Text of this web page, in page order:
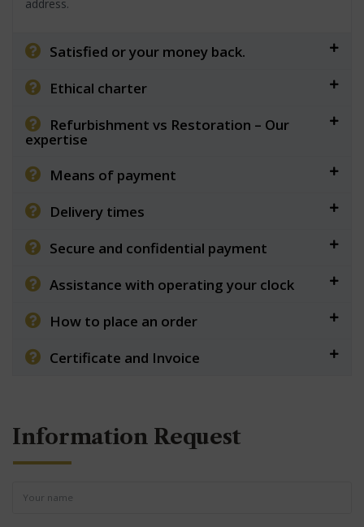
address.
Satisfied or your money back.
Ethical charter
Refurbishment vs Restoration – Our
expertise
Means of payment
Delivery times
Secure and confidential payment
Assistance with operating your clock
How to place an order
Certificate and Invoice
Information Request